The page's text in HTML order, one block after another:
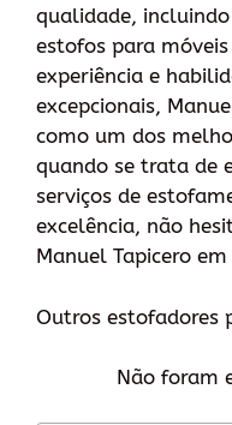
qualidade,
estofos para
experiência e
excepcionais,
como um dos
quando se trata de
serviços de
excelência, não
Manuel Tapicero
Outros estofadores
Não foram